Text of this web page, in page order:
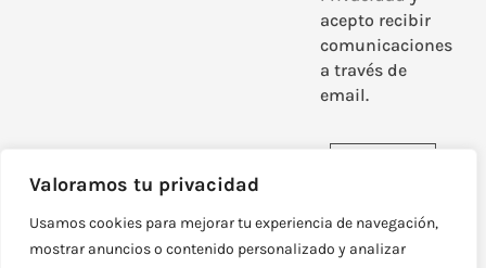
Valoramos tu privacidad
Usamos cookies para mejorar tu experiencia de navegación,
mostrar anuncios o contenido personalizado y analizar
acepto recibir
comunicaciones
a través de
email.